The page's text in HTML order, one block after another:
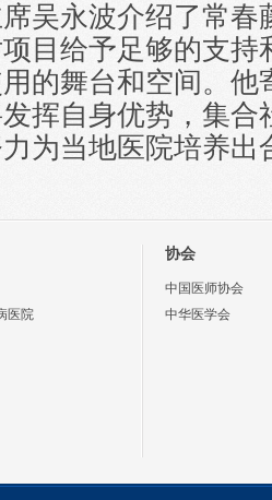
吴永波介绍了常春
目给予足够的支持
的舞台和空间。他
挥自身优势，集合
为当地医院培养
医院
协会
中国医师协会
中华医学会